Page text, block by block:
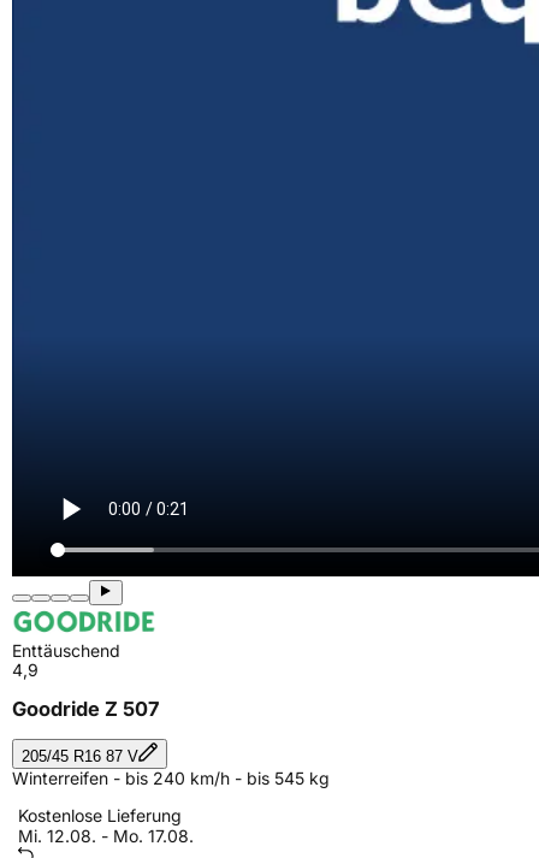
Enttäuschend
4,9
Goodride Z 507
205/45 R16 87 V
Winterreifen - bis 240 km/h - bis 545 kg
Kostenlose Lieferung
Mi. 12.08. - Mo. 17.08.